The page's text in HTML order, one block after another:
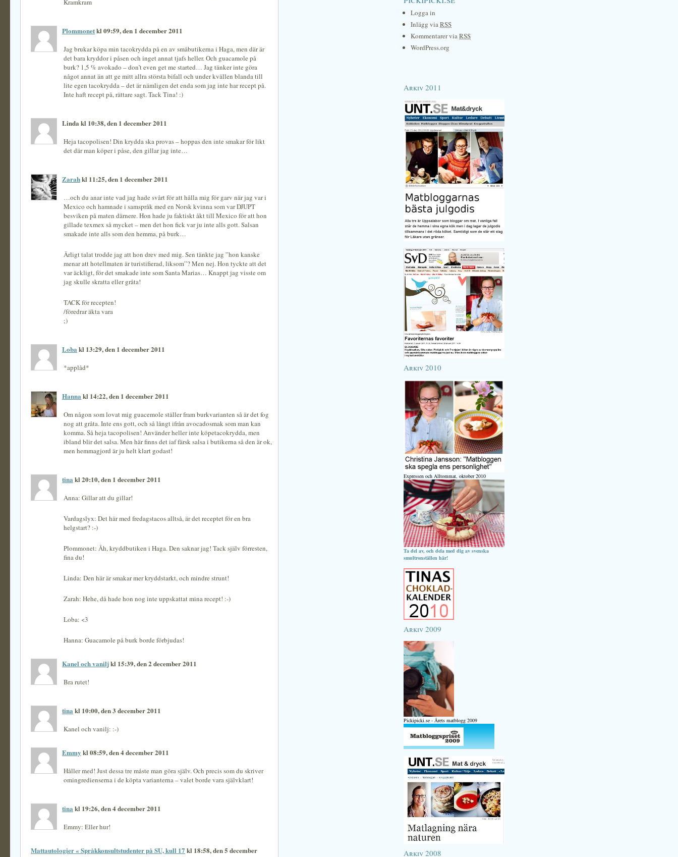
Kramkram
Plommonetkl 09:59, den 1 december 2011
Jag brukar köpa min tacokrydda på en av småbutikerna i Haga, men där är
det bara kryddor i påsen och inget annat tjafs heller. Och guacamole på
burk? 1,5 % avokado – don’t even get me started… Jag tänker inte göra
något annat än att ge mitt allra största bifall och under kvällen blanda till
lite egen tacokrydda – det är nämligen det enda som jag inte har recept på.
Inte haft recept på, rättare sagt. Tack Tina! :)
Linda kl 10:38, den 1 december 2011
Heja tacopolisen! Din krydda ska provas – hoppas den inte smakar för likt
det där man köper i påse, den gillar jag inte…
Zarahkl 11:25, den 1 december 2011
…och du anar inte vad jag hade svårt för att hålla mig för garv när jag var i
Mexico och hamnade i samspråk med en Norsk kvinna som var DJUPT
besviken på maten därnere. Hon hade ju faktiskt åkt till Mexico för att hon
gillade texmex så mycket – men det hon fick var ju inte alls gott. Salsan
smakade inte alls som den hemma, på burk…
Ärligt talat trodde jag att hon drev med mig. Sen tänkte jag ”hon kanske
menar att hotellmaten är turistifierad, liksom”? Men nej. Hon tyckte att det
var äckligt, för det smakade inte som Santa Marias… Knappt jag visste om
jag skulle skratta eller gråta!
TACK för recepten!
/föredrar äkta vara
;)
Loba kl 13:29, den 1 december 2011
*applåd*
Hanna kl 14:22, den 1 december 2011
Om någon som lovat mig guacemole ställer fram burkvarianten så är det fog
nog att gråta. Inte ens gott, och så långt ifrån avocadosmak som man kan
komma. Så heja tacopolisen! Använder heller inte köpetacokrydda, men
ibland blir det salsa. Men här finns det iaf färsk salsa i butikerna så den är ok,
men hemmagjord är ju helt klart godast!
tina kl 20:10, den 1 december 2011
Anna: Gillar att du gillar!
Vardagslyx: Det här med fredagstacos alltså, är det receptet för en bra
helgstart? :-)
Plommonet: Åh, kryddbutiken i Haga. Den saknar jag! Tack själv förresten,
fina du!
Linda: Den här är smakar mer kryddstarkt, och mindre strunt!
Zarah: Hehe, då hade hon nog inte uppskattat mina recept! :-)
Loba: <3
Hanna: Guacamole på burk borde förbjudas!
Kanel och vaniljkl 15:39, den 2 december 2011
Bra rutet!
tina kl 10:00, den 3 december 2011
Kanel och vanilj: :-)
Emmy kl 08:59, den 4 december 2011
Håller med! Just dessa tre måste man göra själv. Och precis som du skriver
omingredienserna i de köpta varianterna – valet borde vara självklart!
tina kl 19:26, den 4 december 2011
Emmy: Eller hur!
Mattautologier « Språkkonsultstudenter på SU, kull 17 kl 18:58, den 5 december
Logga in
Inlägg viaRSS
Kommentarer viaRSS
WordPress.org
Arkiv 2011
Arkiv 2010
Expressen och Alltommat, oktober 2010
Ta del av, och dela med dig av svenska
smultronställen här!
Arkiv 2009
Pickipicki.se - Årets matblogg 2009
Arkiv 2008